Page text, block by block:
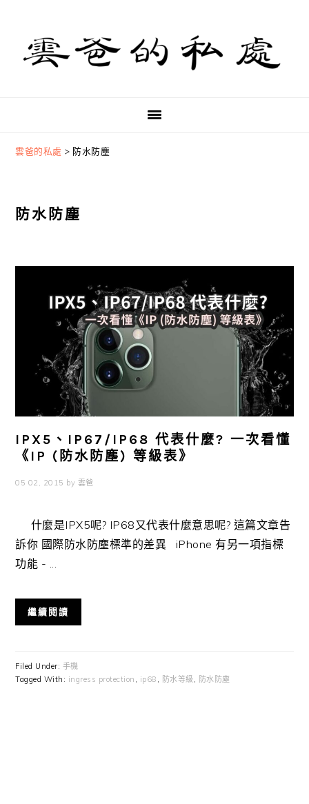
primary
navigation
content
primary
sidebar
雲爸的私處 > 防水防塵
防水防塵
IPX5、IP67/IP68 代表什麼? 一次看懂
《IP (防水防塵) 等級表》
05 02, 2015 by 雲爸
什麼是IPX5呢? IP68又代表什麼意思呢? 這篇文章告
訴你 國際防水防塵標準的差異 iPhone 有另一項指標
功能 - ...
繼續閱讀
Filed Under: 手機
Tagged With: ingress protection , ip68 , 防水等級 , 防水防塵